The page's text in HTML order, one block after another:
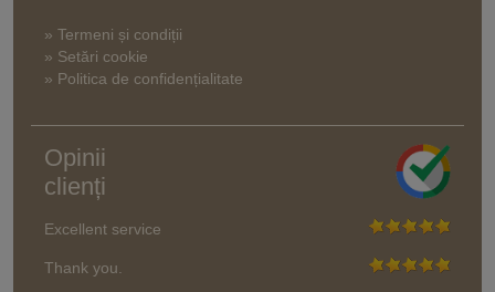
» Termeni și condiții
» Setări cookie
» Politica de confidențialitate
Opinii
clienți
Excellent service
Thank you.